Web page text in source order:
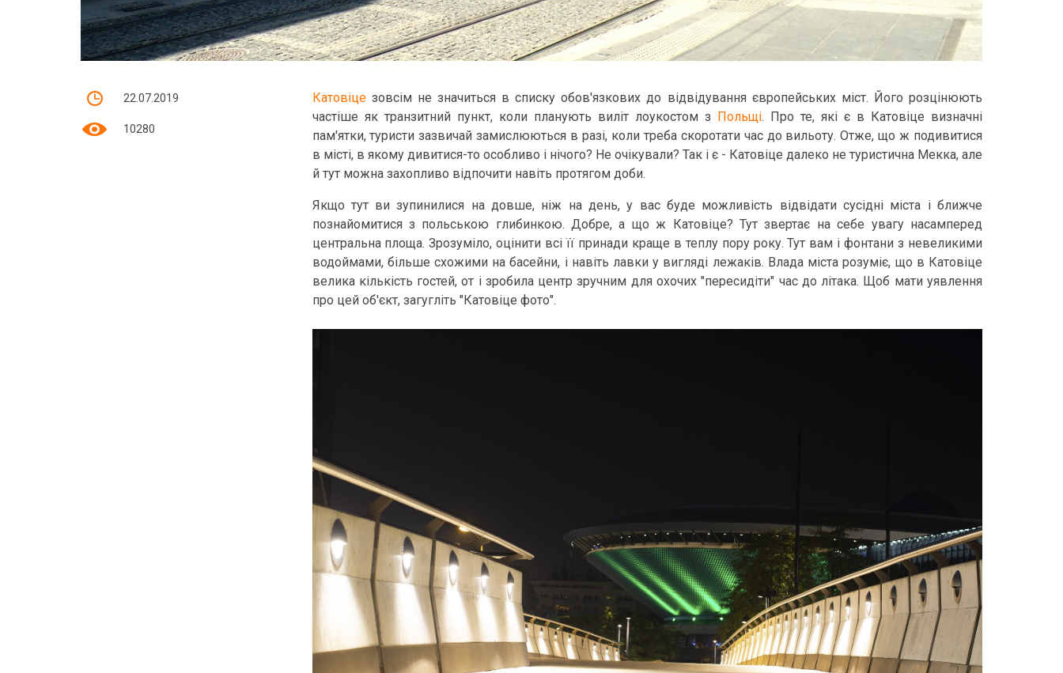
22.07.2019
10280
Катовіцезовсім не значиться в списку обов'язкових до відвідування європейських міст. Його розцінюють
частіше як транзитний пункт, коли планують виліт лоукостом з Польщі. Про те, які є в Катовіце визначні
пам'ятки, туристи зазвичай замислюються в разі, коли треба скоротати час до вильоту. Отже, що ж подивитися
в місті, в якому дивитися-то особливо і нічого? Не очікували? Так і є - Катовіце далеко не туристична Мекка, але
й тут можна захопливо відпочити навіть протягом доби.
Якщо тут ви зупинилися на довше, ніж на день, у вас буде можливість відвідати сусідні міста і ближче
познайомитися з польською глибинкою. Добре, а що ж Катовіце?Тут звертає на себе увагу насамперед
центральна площа. Зрозуміло, оцінити всі її принади краще в теплу пору року. Тут вам і фонтани з невеликими
водоймами, більше схожими на басейни, і навіть лавки у вигляді лежаків. Влада міста розуміє, що в Катовіце
велика кількість гостей, от і зробила центр зручним для охочих "пересидіти" час до літака. Щоб мати уявлення
про цей об'єкт, загугліть "Катовіце фото".